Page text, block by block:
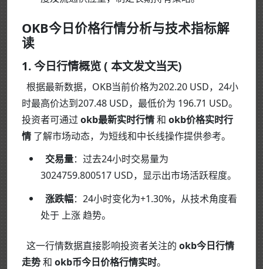
OKB今日价格行情分析与技术指标解
读
1. 今日行情概览 ( 本文发文当天)
根据最新数据，OKB当前价格为202.20 USD，24小
时最高价达到207.48 USD，最低价为 196.71 USD。
投资者可通过 okb最新实时行情和 okb价格实时行
情 了解市场动态，为短线和中长线操作提供参考。
交易量：过去24小时交易量为
3024759.800517 USD，显示出市场活跃程度。
涨跌幅：24小时变化为+1.30%，从技术角度看
处于 上涨 趋势。
这一行情数据直接影响投资者关注的 okb今日行情
走势和 okb币今日价格行情实时。